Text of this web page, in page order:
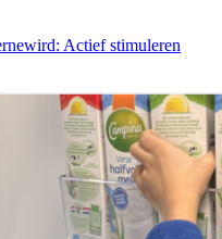
Actief stimuleren